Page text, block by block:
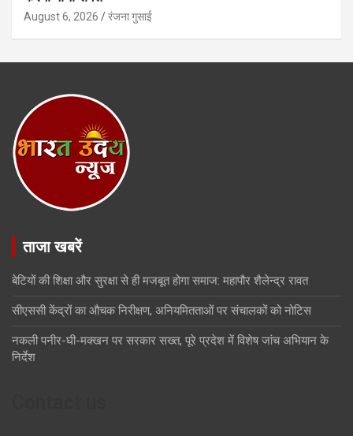
August 6, 2026 रंजना गुसाई
ताजा खबरें
बेटियों की शिक्षा और सुरक्षा से ही मजबूत होगा समाज: महापौर शैलेन्द्र रावत
सीएससी केंद्रों का औचक निरीक्षण, अनियमितताओं पर संचालकों को नोटिस
नकली पनीर-घी-मक्खन पर सरकार सख्त, पूरे प्रदेश में विशेष जांच अभियान के
निर्देश